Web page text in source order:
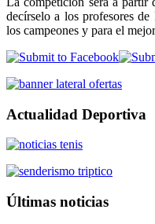
decírselo a los profesores
los campeones y para el
Actualidad Deportiva
Últimas noticias